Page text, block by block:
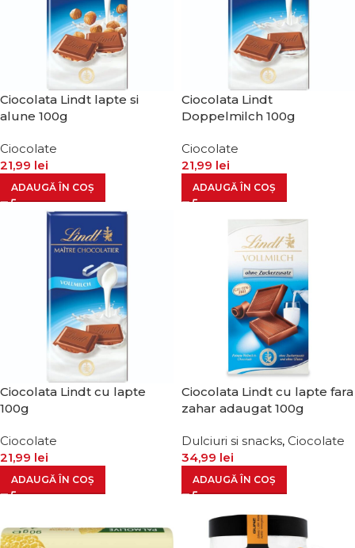
Ciocolata Lindt lapte si
alune 100g
Ciocolate
21,99 lei
ADAUGĂ ÎN COȘ
Ciocolata Lindt
Doppelmilch 100g
Ciocolate
21,99 lei
ADAUGĂ ÎN COȘ
Ciocolata Lindt cu lapte
100g
Ciocolate
21,99 lei
ADAUGĂ ÎN COȘ
Ciocolata Lindt cu lapte fara
zahar adaugat 100g
Dulciuri si snacks, Ciocolate
34,99 lei
ADAUGĂ ÎN COȘ